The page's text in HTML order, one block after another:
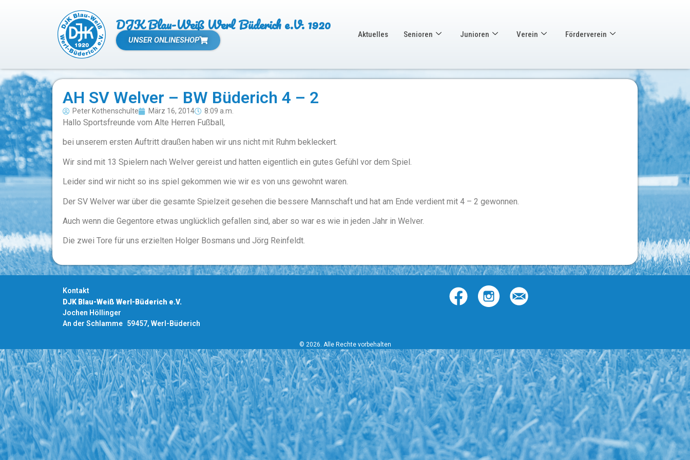
DJK Blau-Weiß Werl Büderich e.V. 1920
UNSER ONLINESHOP
Aktuelles Senioren Junioren Verein Förderverein
AH SV Welver – BW Büderich 4 – 2
Peter Kothenschulte März 16, 2014 8:09 a.m.
Hallo Sportsfreunde vom Alte Herren Fußball,
bei unserem ersten Auftritt draußen haben wir uns nicht mit Ruhm bekleckert.
Wir sind mit 13 Spielern nach Welver gereist und hatten eigentlich ein gutes Gefühl vor dem Spiel.
Leider sind wir nicht so ins spiel gekommen wie wir es von uns gewohnt waren.
Der SV Welver war über die gesamte Spielzeit gesehen die bessere Mannschaft und hat am Ende verdient mit 4 – 2 gewonnen.
Auch wenn die Gegentore etwas unglücklich gefallen sind, aber so war es wie in jeden Jahr in Welver.
Die zwei Tore für uns erzielten Holger Bosmans und Jörg Reinfeldt.
Kontakt
DJK Blau-Weiß Werl-Büderich e.V.
Jochen Höllinger
An der Schlamme 59457, Werl-Büderich
© 2026. Alle Rechte vorbehalten